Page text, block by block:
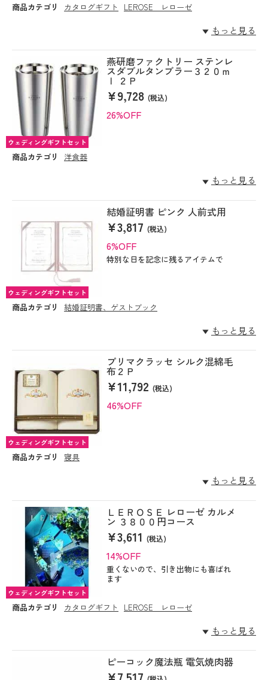
商品カテゴリ カタログギフト LEROSE レローゼ
もっと見る
ウェディングギフトセット
燕研磨ファクトリー ステンレ
スダブルタンブラー３２０ｍ
ｌ ２Ｐ
¥9,728(税込)
26%OFF
商品カテゴリ 洋食器
もっと見る
ウェディングギフトセット
結婚証明書 ピンク 人前式用
¥3,817(税込)
6%OFF
特別な日を記念に残るアイテムで
商品カテゴリ 結婚証明書、ゲストブック
もっと見る
ウェディングギフトセット
プリマクラッセ シルク混綿毛
布２Ｐ
¥11,792(税込)
46%OFF
商品カテゴリ 寝具
もっと見る
ウェディングギフトセット
ＬＥＲＯＳＥ レローゼ カルメ
ン ３８００円コース
¥3,611(税込)
14%OFF
重くないので、引き出物にも喜ばれ
ます
商品カテゴリ カタログギフト LEROSE レローゼ
もっと見る
ピーコック魔法瓶 電気焼肉器